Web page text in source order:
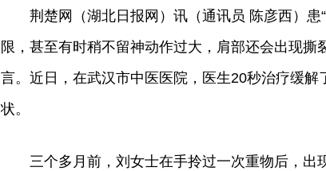
荆楚网（湖北日报网）讯（通讯员 陈彦西）患
限，甚至有时稍不留神动作过大，肩部还会出现撕
言。近日，在武汉市中医医院，医生20秒治疗缓解
状。
三个多月前，刘女士在手拎过一次重物后，出